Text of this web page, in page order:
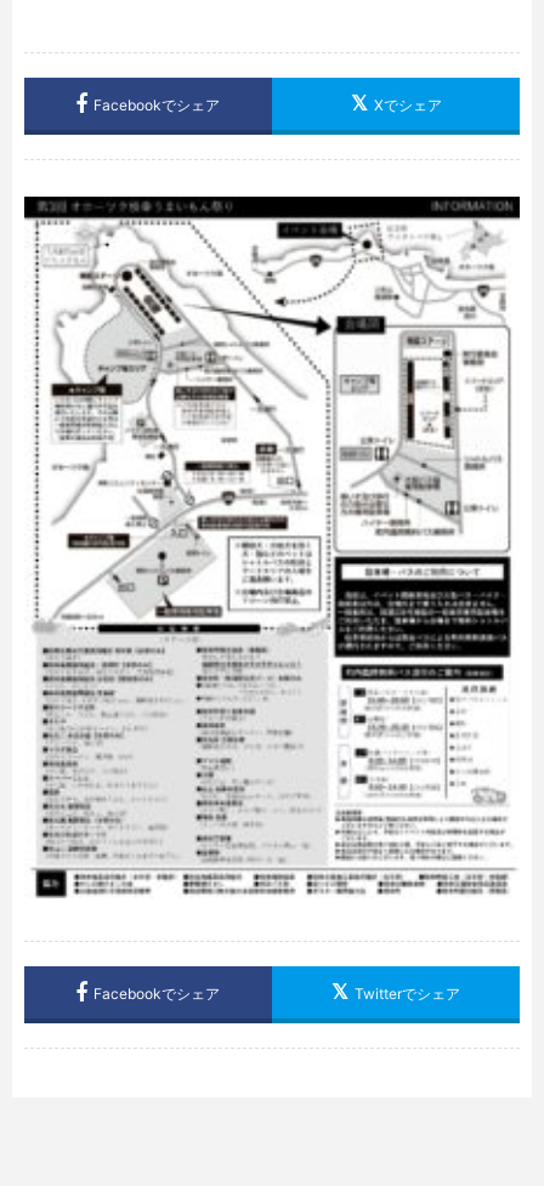
Facebookでシェア Xでシェア
Facebookでシェア Twitterでシェア